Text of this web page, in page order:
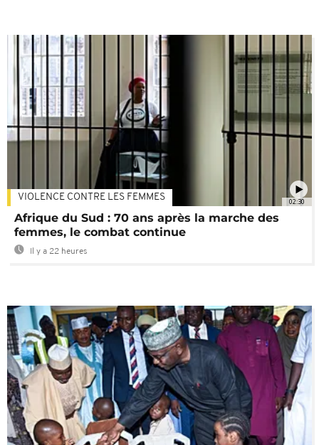
02:30
VIOLENCE CONTRE LES FEMMES
Afrique du Sud : 70 ans après la marche des
femmes, le combat continue
Il y a 22 heures